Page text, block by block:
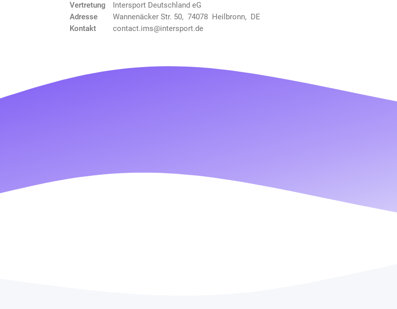
Vertretung
Intersport Deutschland eG
Adresse
Wannenäcker Str. 50, 74078 Heilbronn, DE
Kontakt
contact.ims@intersport.de